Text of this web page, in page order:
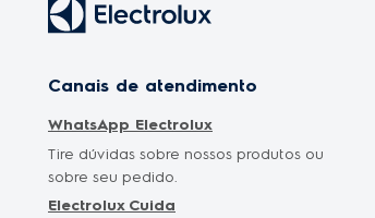
Canais de atendimento
WhatsApp Electrolux
Tire dúvidas sobre nossos produtos ou
sobre seu pedido.
Electrolux Cuida